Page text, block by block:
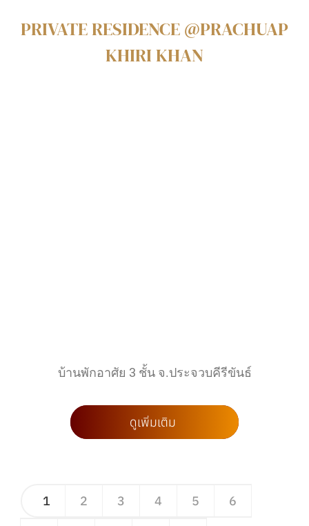
PRIVATE RESIDENCE @PRACHUAP
KHIRI KHAN
บ้านพักอาศัย 3 ชั้น จ.ประจวบคีรีขันธ์
ดูเพิ่มเติม
1 2 3 4 5 6